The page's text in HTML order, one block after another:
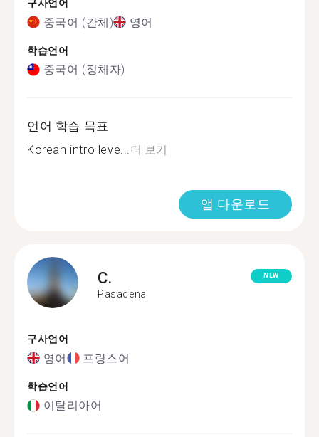
구사언어
중국어 (간체) 영어
학습언어
중국어 (정체자)
언어 학습 목표
Korean intro leve...더 보기
앱 다운로드
C.
Pasadena
NEW
구사언어
영어 프랑스어
학습언어
이탈리아어